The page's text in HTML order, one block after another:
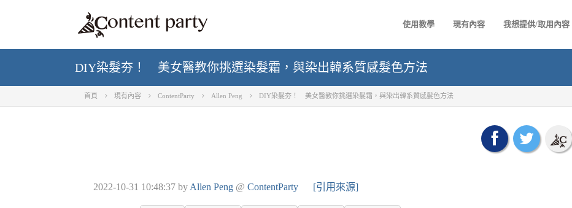
使用教學 現有內容 我想提供/取用內容
DIY染髮夯！ 美女醫教你挑選染髮霜，與染出韓系質感髮色方法
首頁 現有內容 ContentParty Allen Peng DIY染髮夯！ 美女醫教你挑選染髮霜，與染出韓系質感髮色方法
2022-10-31 10:48:37 by Allen Peng @ ContentParty [引用來源]